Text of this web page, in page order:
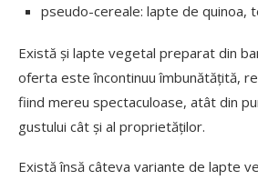
pseudo-cereale: lapte de quinoa,
Există și lapte vegetal preparat din
oferta este încontinuu îmbunătățită,
fiind mereu spectaculoase, atât din
gustului cât și al proprietăților.
Există însă câteva variante de lapte